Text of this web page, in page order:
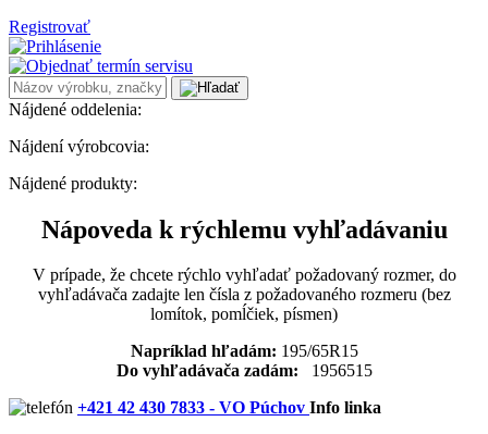
Registrovať
Nájdené oddelenia:
Nájdení výrobcovia:
Nájdené produkty:
Nápoveda k rýchlemu vyhľadávaniu
V prípade, že chcete rýchlo vyhľadať požadovaný rozmer, do
vyhľadávača zadajte len čísla z požadovaného rozmeru (bez
lomítok, pomĺčiek, písmen)
Napríklad hľadám: 195/65R15
Do vyhľadávača zadám: 1956515
+421 42 430 7833 - VO Púchov Info linka